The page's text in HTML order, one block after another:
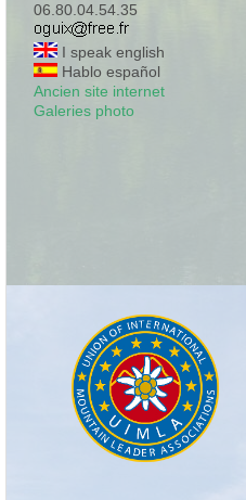
06.80.04.54.35
I speak english
Hablo español
Ancien site internet
Galeries photo